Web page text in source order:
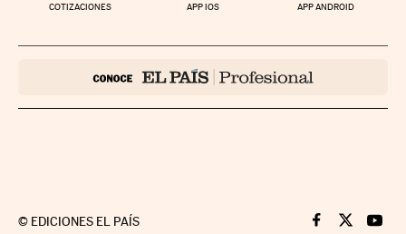
COTIZACIONES APP IOS APP ANDROID
© EDICIONES EL PAÍS Cinco Días en
Cinco Días
Cinco